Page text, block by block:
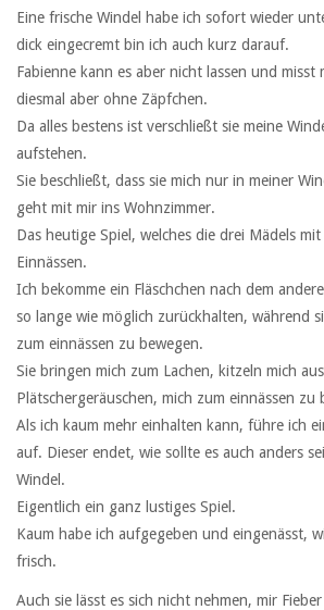
Eine frische Windel habe ich sofort wieder
dick eingecremt bin ich auch kurz darauf.
Fabienne kann es aber nicht lassen und misst
diesmal aber ohne Zäpfchen.
Da alles bestens ist verschließt sie meine
aufstehen.
Sie beschließt, dass sie mich nur in meiner
geht mit mir ins Wohnzimmer.
Das heutige Spiel, welches die drei Mädels
Einnässen.
Ich bekomme ein Fläschchen nach dem
so lange wie möglich zurückhalten, während
zum einnässen zu bewegen.
Sie bringen mich zum Lachen, kitzeln mich
Plätschergeräuschen, mich zum einnässen zu
Als ich kaum mehr einhalten kann, führe ich
auf. Dieser endet, wie sollte es auch anders
Windel.
Eigentlich ein ganz lustiges Spiel.
Kaum habe ich aufgegeben und eingenässt,
frisch.
Auch sie lässt es sich nicht nehmen, mir